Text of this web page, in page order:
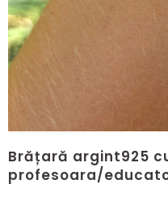
Brățară argint925
profesoara/